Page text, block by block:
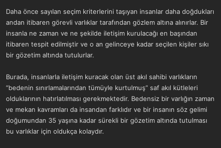
t
a
n
i
h
i
Daha önce sayılan seçim kriterlerini taşıyan insanlar daha doğdukları
andan itibaren görevli varlıklar tarafından gözlem altına alınırlar. Bir
insanla ne zaman ve ne şekilde iletişim kurulacağı en başından
itibaren tespit edilmiştir ve o an gelinceye kadar seçilen kişiler sıkı
bir gözetim altında tutulurlar.
Burada, insanlarla iletişim kuracak olan üst akıl sahibi varlıkların
“bedenin sınırlamalarından tümüyle kurtulmuş” saf akıl kütleleri
olduklarının hatırlatılması gerekmektedir. Bedensiz bir varlığın zaman
ve mekan kavramları da insandan farklıdır ve bir insanın söz gelimi
doğumundan 35 yaşına kadar sürekli bir gözetim altında tutulması
bu varlıklar için oldukça kolaydır.